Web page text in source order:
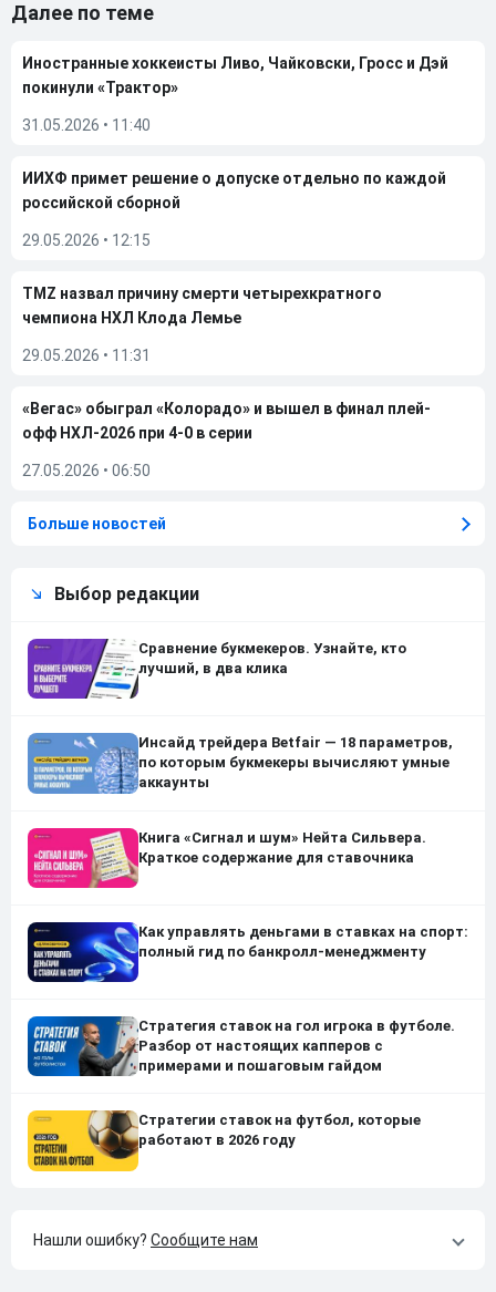
Далее по теме
Иностранные хоккеисты Ливо, Чайковски, Гросс и Дэй
покинули «Трактор»
31.05.2026 • 11:40
ИИХФ примет решение о допуске отдельно по каждой
российской сборной
29.05.2026 • 12:15
TMZ назвал причину смерти четырехкратного
чемпиона НХЛ Клода Лемье
29.05.2026 • 11:31
«Вегас» обыграл «Колорадо» и вышел в финал плей-
офф НХЛ-2026 при 4-0 в серии
27.05.2026 • 06:50
Больше новостей
Выбор редакции
Сравнение букмекеров. Узнайте, кто
лучший, в два клика
Инсайд трейдера Betfair — 18 параметров,
по которым букмекеры вычисляют умные
аккаунты
Книга «Сигнал и шум» Нейта Сильвера.
Краткое содержание для ставочника
Как управлять деньгами в ставках на спорт:
полный гид по банкролл-менеджменту
Стратегия ставок на гол игрока в футболе.
Разбор от настоящих капперов с
примерами и пошаговым гайдом
Стратегии ставок на футбол, которые
работают в 2026 году
Нашли ошибку? Сообщите нам